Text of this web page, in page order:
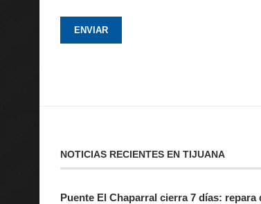
NOTICIAS RECIENTES EN TIJUANA
Puente El Chaparral cierra 7 días: repara